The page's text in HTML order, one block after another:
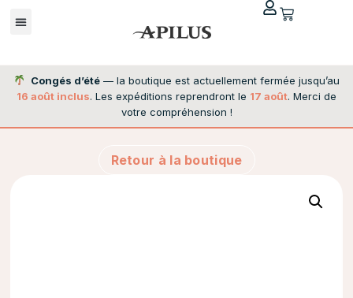
Congés d’été — la boutique est actuellement fermée jusqu’au
16 août inclus. Les expéditions reprendront le 17 août. Merci de
votre compréhension !
Retour à la boutique